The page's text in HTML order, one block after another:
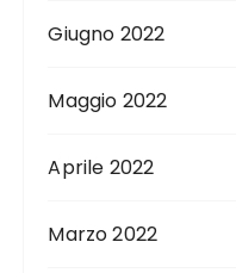
Giugno 2022
Maggio 2022
Aprile 2022
Marzo 2022